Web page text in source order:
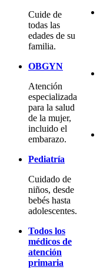
Cuide de
todas las
edades de su
familia.
OBGYN
Atención
especializada
para la salud
de la mujer,
incluido el
embarazo.
Pediatría
Cuidado de
niños, desde
bebés hasta
adolescentes.
Todos los
médicos de
atención
primaria